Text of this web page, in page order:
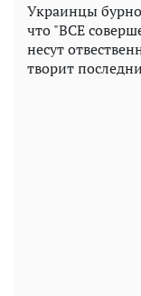
Украинцы
что "ВСЕ
несут
творит